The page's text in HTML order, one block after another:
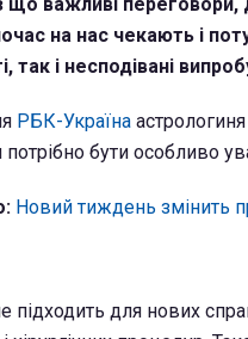
на нас чекають і
так і несподівані
РБК-Україна
потрібно бути особливо
Новий тиждень змінить
підходить для нових